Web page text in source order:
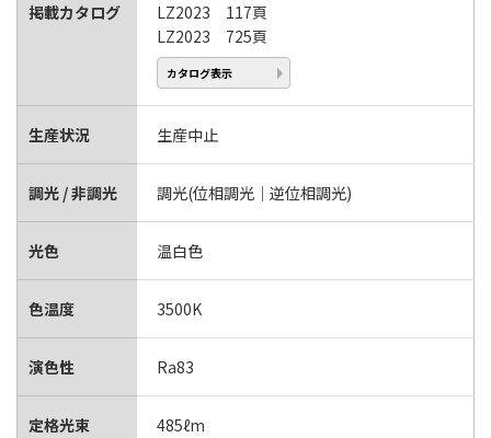
掲載カタログ
LZ2023 117頁
LZ2023 725頁
カタログ表示
生産状況 生産中止
調光 / 非調光 調光(位相調光｜逆位相調光)
光色 温白色
色温度 3500K
演色性 Ra83
定格光束 485ℓm